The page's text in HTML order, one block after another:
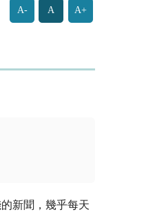
A- A A+
新聞，幾乎每天